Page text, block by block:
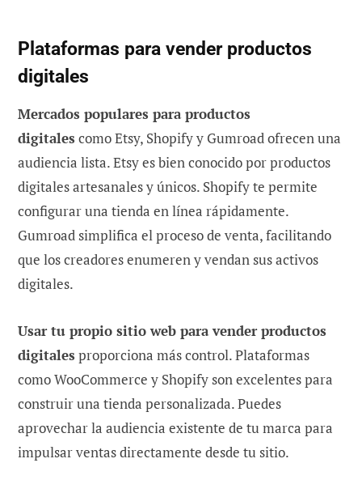
Plataformas para vender productos
digitales
Mercados populares para productos
digitales como Etsy, Shopify y Gumroad ofrecen una
audiencia lista. Etsy es bien conocido por productos
digitales artesanales y únicos. Shopify te permite
configurar una tienda en línea rápidamente.
Gumroad simplifica el proceso de venta, facilitando
que los creadores enumeren y vendan sus activos
digitales.
Usar tu propio sitio web para vender productos
digitales proporciona más control. Plataformas
como WooCommerce y Shopify son excelentes para
construir una tienda personalizada. Puedes
aprovechar la audiencia existente de tu marca para
impulsar ventas directamente desde tu sitio.